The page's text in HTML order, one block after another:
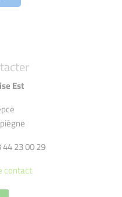
Est
44 23 00 29
contact